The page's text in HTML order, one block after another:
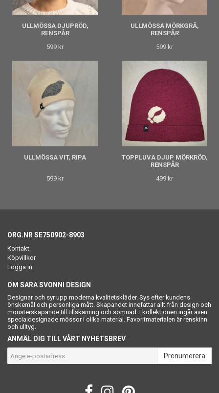
ULLMÖSSA DJUPRÖD,
RENSPÅR
599 kr
ULLMÖSSA MÖRKGRÅ,
RENSPÅR
599 kr
ULLMÖSSA VIT, RIPA
599 kr
TOPPLUVA DJUP MÖRKRÖD,
RENSPÅR
499 kr
ORG.NR SE750902-8903
Kontakt
Köpvillkor
Logga in
OM SARA SVONNI DESIGN
Designar och syr upp moderna kvalitetskläder. Sys efter kundens
önskemål och personliga mått. Skapandet innefattar allt från design och
mönsterskapande till tillskärning och sömnad. I kollektionen ingår även
specialdesignade mössor i olika material. Favoritmaterialen är renskinn
och ulltyg.
ANMÄL DIG TILL VÅRT NYHETSBREV
Prenumerera